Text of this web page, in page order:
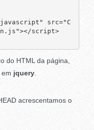
script>
do HTML da página,
jquery.
acrescentamos o